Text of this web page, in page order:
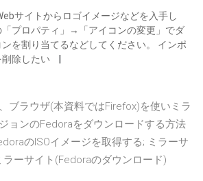
サイトからロゴイメージなどを入手し
「プロパティ」→「アイコンの変更」でダ
を割り当てるなどしてください。 インポ
除したい
ブラウザ(本資料ではFirefox)を使いミラ
ョンのFedoraをダウンロードする方法
のISOイメージを取得する; ミラーサ
ラーサイト(Fedoraのダウンロード)